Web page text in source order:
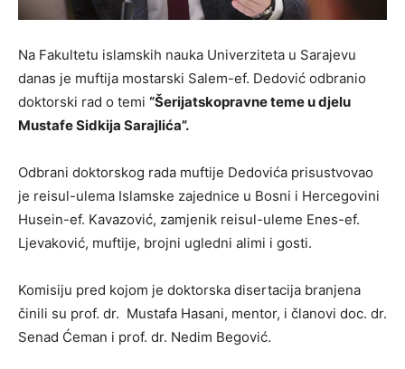
Na Fakultetu islamskih nauka Univerziteta u Sarajevu
danas je muftija mostarski Salem-ef. Dedović odbranio
doktorski rad o temi “Šerijatskopravne teme u djelu
Mustafe Sidkija Sarajlića”.
Odbrani doktorskog rada muftije Dedovića prisustvovao
je reisul-ulema Islamske zajednice u Bosni i Hercegovini
Husein-ef. Kavazović, zamjenik reisul-uleme Enes-ef.
Ljevaković, muftije, brojni ugledni alimi i gosti.
Komisiju pred kojom je doktorska disertacija branjena
činili su prof. dr. Mustafa Hasani, mentor, i članovi doc. dr.
Senad Ćeman i prof. dr. Nedim Begović.